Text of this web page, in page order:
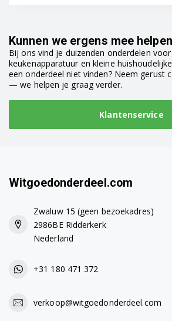
Kunnen we ergens mee
Bij ons vind je duizenden onderdelen
keukenapparatuur en kleine
een onderdeel niet vinden? Neem gerust
— we helpen je graag verder.
Klantenservice
Witgoedonderdeel.com
Zwaluw 15 (geen bezoekadres)
2986BE Ridderkerk
Nederland
+31 180 471 372
verkoop@witgoedonderdeel.com